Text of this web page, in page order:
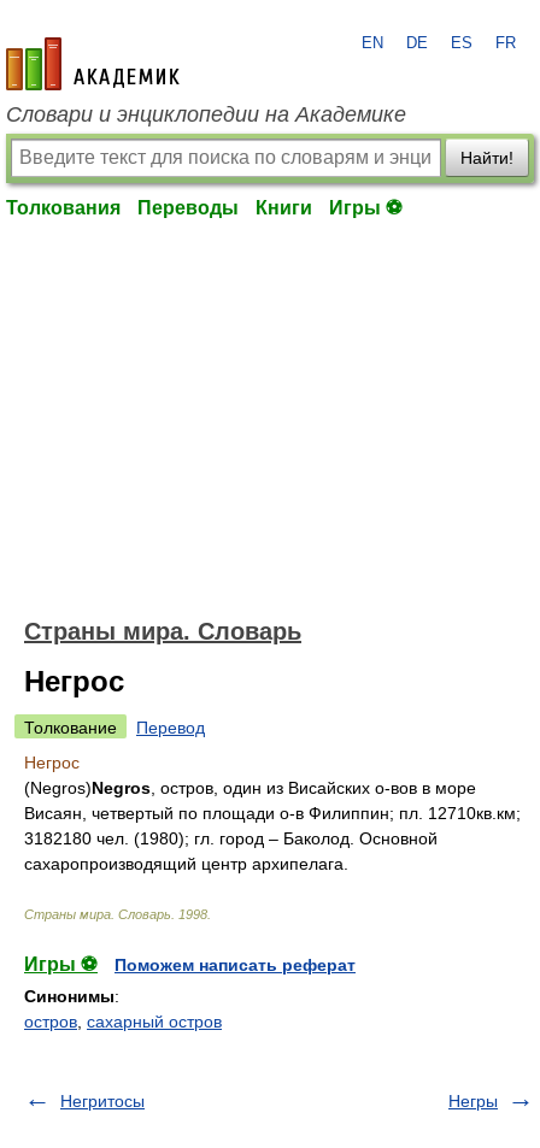
academic.ru
EN DE ES FR
Словари и энциклопедии на Академике
Найти!
Толкования Переводы Книги Игры ⚽
Страны мира. Словарь
Негрос
Толкование
Перевод
Негрос
(Negros)Negros , остров, один из Висайских о-вов в море
Висаян, четвертый по площади о-в Филиппин; пл. 12710кв.км;
3182180 чел. (1980); гл. город – Баколод. Основной
сахаропроизводящий центр архипелага.
Страны мира. Словарь 1998
Игры ⚽
Поможем написать реферат
Синонимы:
остров сахарный остров
Негритосы Негры